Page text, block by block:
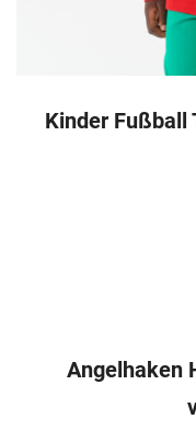
Kinder Fußball
Angelhaken